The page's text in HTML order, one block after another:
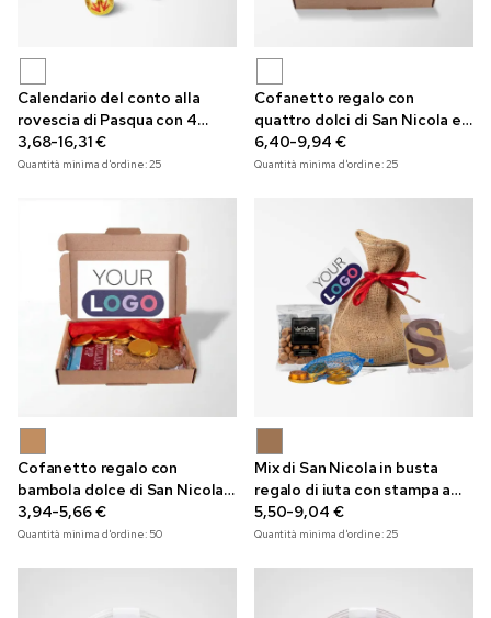
Calendario del conto alla
rovescia di Pasqua con 4
ovetti Pasquali, con stampa a
colori
3,68-16,31 €
Quantità minima d'ordine:25
Cofanetto regalo con
quattro dolci di San Nicola e
stampa a colori
6,40-9,94 €
Quantità minima d'ordine:25
Cofanetto regalo con
bambola dolce di San Nicola e
monete, con stampa a colori
3,94-5,66 €
Quantità minima d'ordine: 50
Mix di San Nicola in busta
regalo di iuta con stampa a
colori
5,50-9,04 €
Quantità minima d'ordine:25